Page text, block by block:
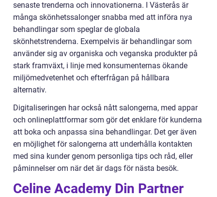
senaste trenderna och innovationerna. I Västerås är
många skönhetssalonger snabba med att införa nya
behandlingar som speglar de globala
skönhetstrenderna. Exempelvis är behandlingar som
använder sig av organiska och veganska produkter på
stark framväxt, i linje med konsumenternas ökande
miljömedvetenhet och efterfrågan på hållbara
alternativ.
Digitaliseringen har också nått salongerna, med appar
och onlineplattformar som gör det enklare för kunderna
att boka och anpassa sina behandlingar. Det ger även
en möjlighet för salongerna att underhålla kontakten
med sina kunder genom personliga tips och råd, eller
påminnelser om när det är dags för nästa besök.
Celine Academy Din Partner